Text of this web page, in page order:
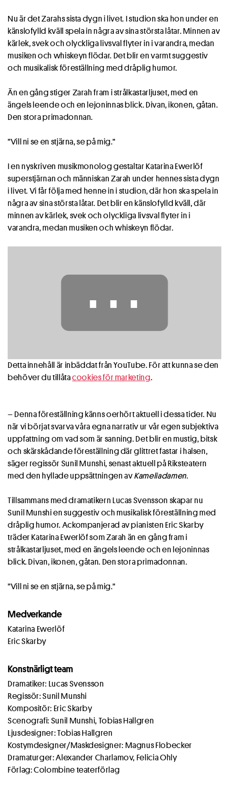
Nu är det Zarahs sista dygn i livet. I studion ska hon under en
känslofylld kväll spela in några av sina största låtar. Minnen av
kärlek, svek och olyckliga livsval flyter in i varandra, medan
musiken och whiskeyn flödar. Det blir en varmt suggestiv
och musikalisk föreställning med dråplig humor.
Än en gång stiger Zarah fram i strålkastarljuset, med en
ängels leende och en lejoninnas blick. Divan, ikonen, gåtan.
Den stora primadonnan.
”Vill ni se en stjärna, se på mig.”
I en nyskriven musikmonolog gestaltar Katarina Ewerlöf
superstjärnan och människan Zarah under hennes sista dygn
i livet. Vi får följa med henne in i studion, där hon ska spela in
några av sina största låtar. Det blir en känslofylld kväll, där
minnen av kärlek, svek och olyckliga livsval flyter in i
varandra, medan musiken och whiskeyn flödar.
⋯
Detta innehåll är inbäddat från YouTube. För att kunna se den
behöver du tillåtacookies för marketing.
– Denna föreställning känns oerhört aktuell i dessa tider. Nu
när vi börjat svarva våra egna narrativ ur vår egen subjektiva
uppfattning om vad som är sanning. Det blir en mustig, bitsk
och skärskådande föreställning där glittret fastar i halsen,
säger regissör Sunil Munshi, senast aktuell på Riksteatern
med den hyllade uppsättningen avKameliadamen.
Tillsammans med dramatikern Lucas Svensson skapar nu
Sunil Munshi en suggestiv och musikalisk föreställning med
dråplig humor. Ackompanjerad av pianisten Eric Skarby
träder Katarina Ewerlöf som Zarah än en gång fram i
strålkastarljuset, med en ängels leende och en lejoninnas
blick. Divan, ikonen, gåtan. Den stora primadonnan.
”Vill ni se en stjärna, se på mig.”
Medverkande
Katarina Ewerlöf
Eric Skarby
Konstnärligt team
Dramatiker: Lucas Svensson
Regissör: Sunil Munshi
Kompositör: Eric Skarby
Scenografi: Sunil Munshi, Tobias Hallgren
Ljusdesigner: Tobias Hallgren
Kostymdesigner/Maskdesigner: Magnus Flobecker
Dramaturger: Alexander Charlamov, Felicia Ohly
Förlag: Colombine teaterförlag